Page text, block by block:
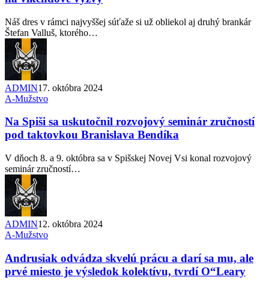
Náš dres v rámci najvyššej súťaže si už obliekol aj druhý brankár
Štefan Valluš, ktorého…
ADMIN17. októbra 2024
A-Mužstvo
Na Spiši sa uskutočnil rozvojový seminár zručností
pod taktovkou Branislava Bendíka
V dňoch 8. a 9. októbra sa v Spišskej Novej Vsi konal rozvojový
seminár zručností…
ADMIN12. októbra 2024
A-Mužstvo
Andrusiak odvádza skvelú prácu a darí sa mu, ale
prvé miesto je výsledok kolektívu, tvrdí O“Leary